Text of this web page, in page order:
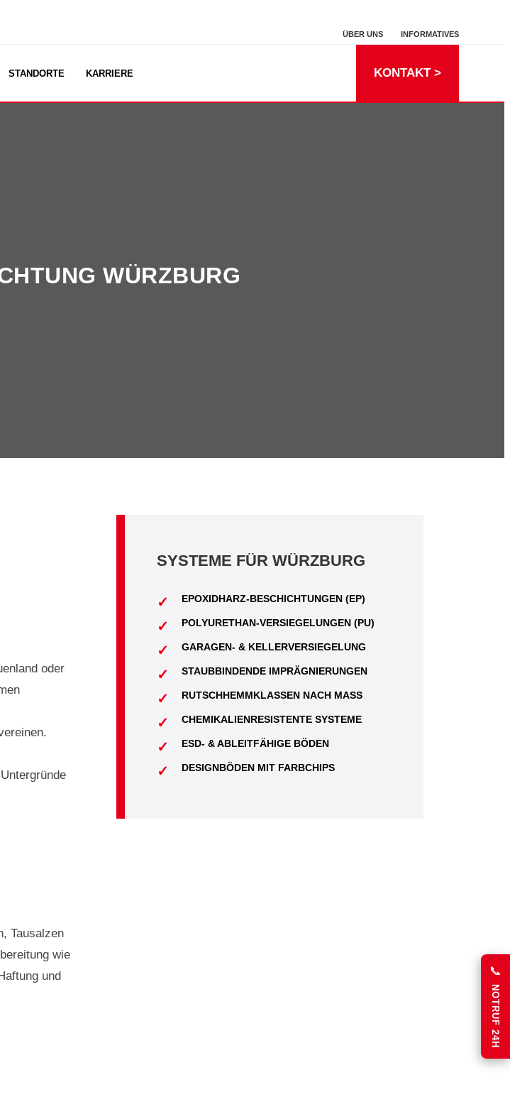
ÜBER UNS INFORMATIVES
STANDORTE KARRIERE KONTAKT >
WÜRZBURG
oder
Tausalzen
wie
und
SYSTEME FÜR WÜRZBURG
EPOXIDHARZ-BESCHICHTUNGEN (EP)
POLYURETHAN-VERSIEGELUNGEN (PU)
GARAGEN- & KELLERVERSIEGELUNG
STAUBBINDENDE IMPRÄGNIERUNGEN
RUTSCHHEMMKLASSEN NACH MASS
CHEMIKALIENRESISTENTE SYSTEME
ESD- & ABLEITFÄHIGE BÖDEN
DESIGNBÖDEN MIT FARBCHIPS
📞
NOTRUF 24H